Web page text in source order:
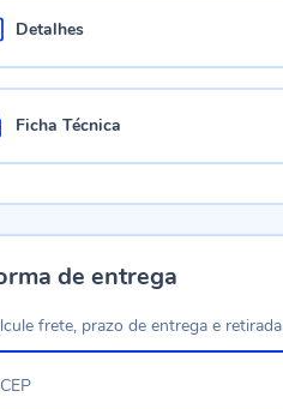
Detalhes
Ficha Técnica
de entrega
frete, prazo de entrega e retirada
CEP